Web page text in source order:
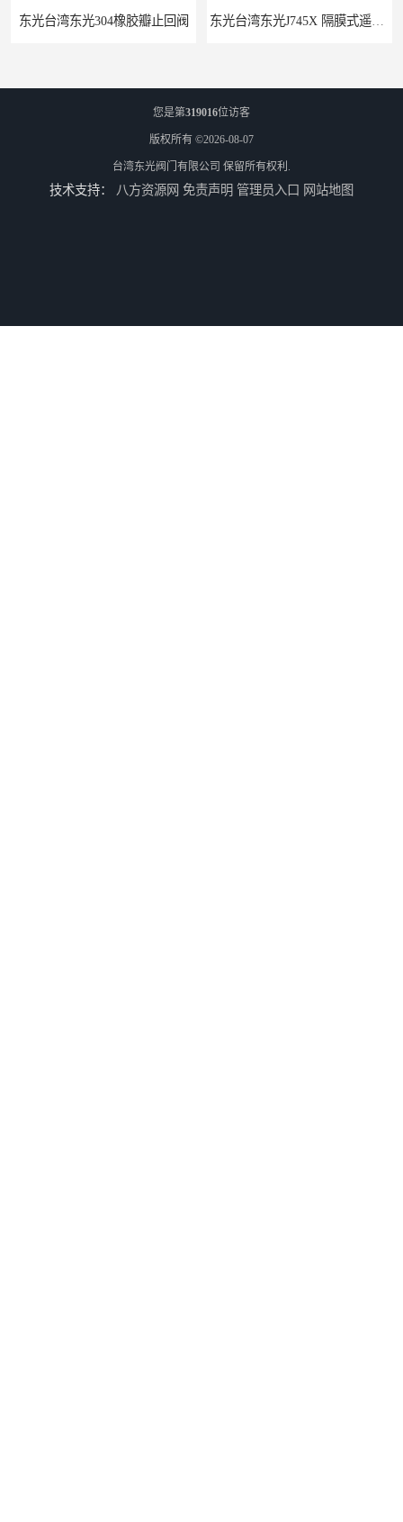
304橡胶瓣止回阀 东光台湾东光J745X 隔膜式遥控浮球阀
您是第319016位访客
版权所有 ©2026-08-07
台湾东光阀门有限公司 保留所有权利.
技术支持： 八方资源网 免责声明 管理员入口 网站地图